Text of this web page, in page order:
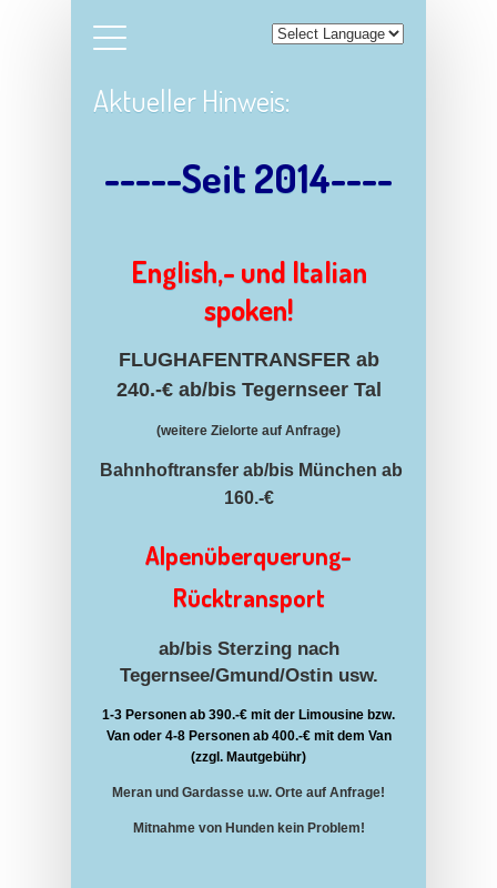
Aktueller Hinweis:
-----Seit 2014----
English,- und Italian
spoken!
FLUGHAFENTRANSFER ab
240.-€ ab/bis Tegernseer Tal
(weitere Zielorte auf Anfrage)
Bahnhoftransfer ab/bis München ab
160.-€
Alpenüberquerung-
Rücktransport
ab/bis Sterzing nach
Tegernsee/Gmund/Ostin usw.
1-3 Personen ab 390.-€ mit der Limousine bzw.
Van oder 4-8 Personen ab 400.-€ mit dem Van
(zzgl. Mautgebühr)
Meran und Gardasse u.w. Orte auf Anfrage!
Mitnahme von Hunden kein Problem!